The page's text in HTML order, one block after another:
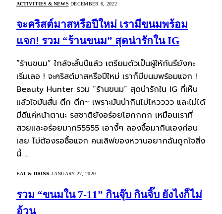
ACTIVITIES & NEWS DECEMBER 6, 2022
จะคริสต์มาสหรือปีใหม่ เรามีขนมพร้อม
แจก! รวม “ร้านขนม” สุดน่ารักใน IG
“ร้านขนม” ใกล้จะสิ้นปีแล้ว เตรียมตัวเป็นผู้ให้กันรึยังคะ
เริ่มเลอ ! จะคริสต์มาสหรือปีใหม่ เราก็มีขนมพร้อมแจก !
Beauty Hunter รวม “ร้านขนม” สุดน่ารักใน IG ที่เห็น
แล้วใจมันสั่น ตึก ตึก~ เพราะมันน่ากินไม่ไหวววว และไม่ได้
มีดีแค่หน้าตานะ รสชาติยังอร่อยโฮกกกก เหมือนเราที่
สวยและอร่อยมาก55555 เอางี้ๆ ลองซื้อมากินเองก่อน
เลย ไม่ต้องรอซื้อแจก คนเลิฟของหวานอยากฉันถูกใจสิ่ง
นี้ …
EAT & DRINK JANUARY 27, 2020
รวม “ขนมใน 7-11” กินจุ๊บ กินจิ๊บ ยังไงก็ไม่
อ้วน